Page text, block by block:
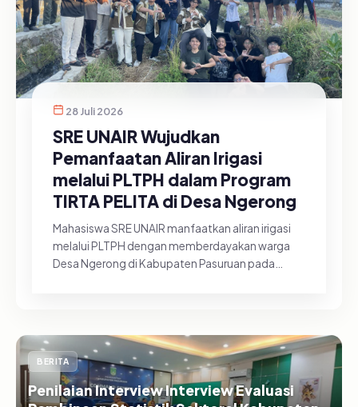
28 Juli 2026
SRE UNAIR Wujudkan
Pemanfaatan Aliran Irigasi
melalui PLTPH dalam Program
TIRTA PELITA di Desa Ngerong
Mahasiswa SRE UNAIR manfaatkan aliran irigasi
melalui PLTPH dengan memberdayakan warga
Desa Ngerong di Kabupaten Pasuruan pada
BERITA
Penilaian Interview Interview Evaluasi